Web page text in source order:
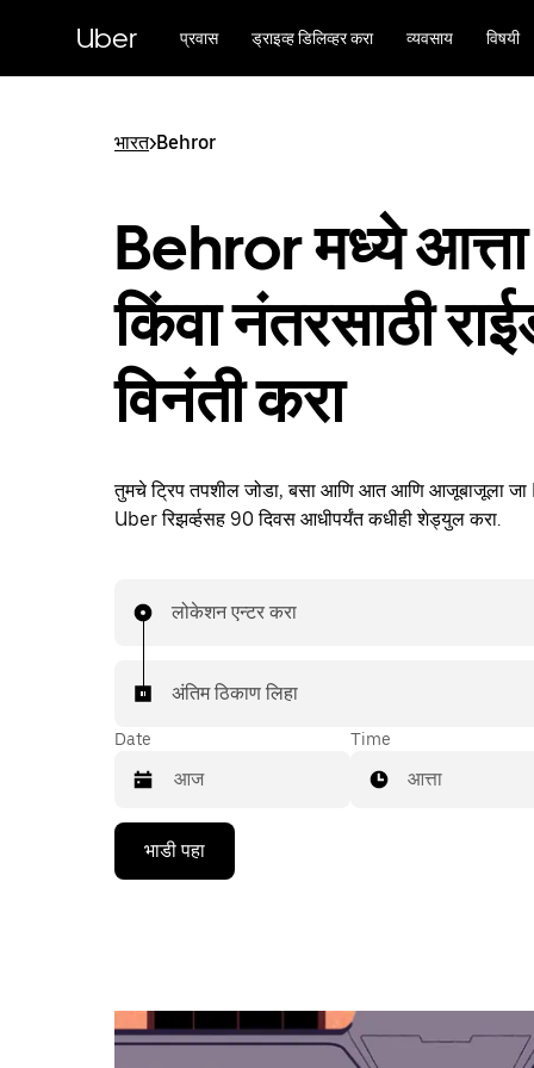
Uber प्रवास ड्राइव्ह डिलिव्हर करा व्यवसाय विषयी
भारत>Behror
Behror मध्ये आत्ता
किंवा नंतरसाठी
विनंती करा
तुमचे ट्रिप तपशील जोडा, बसा आणि आत आणि आजूबाजूला जा
Uber रिझर्व्हसह 90 दिवस आधीपर्यंत कधीही शेड्युल करा.
लोकेशन एन्टर करा
अंतिम ठिकाण लिहा
Date
Press
down
the
calendar
and
Time
आत्ता
भाडी पहा